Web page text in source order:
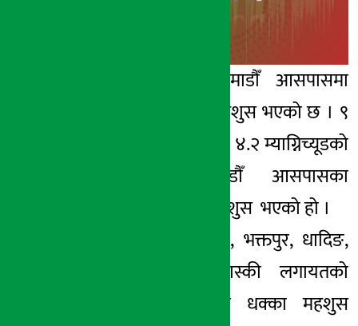
काठमाडाैँ । काठमाडाैँ आसपासमा
भूकम्पको धक्का महशुस भएको छ । ९
बजेर ५९ मिनेट जाँदा ४.२ म्याग्निच्यूडको
भूकम्पले काठमाडाैँ आसपासका
जिल्लामा धक्का महशुस भएको हो ।
काठमाडाैँ, ललितपुर, भक्तपुर, धादिङ,
तनहुँ, गोरखा, कास्की लगायतको
जिल्लामा भूक्म्पको धक्का महशुस